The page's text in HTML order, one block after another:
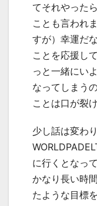
てそれやった
ことも言われ
すが）幸運だ
ことを応援し
っと一緒にい
なってしまう
ことは口が裂
少し話は変わ
に行くとなっ
かなり長い時
たような目標